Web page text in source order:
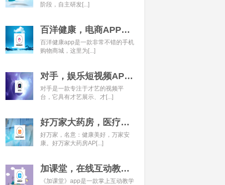
阶段，自主研发[...]
百洋健康，电商APP开发经典案例
百洋健康app是一款非常不错的手机
购物商城，这里为[...]
对手，娱乐短视频APP开发经典案例
对手是一款专注于才艺的视频平
台，它具有才艺展示、才[...]
好万家大药房，医疗健康APP开发经典案例
好万家，名意：健康美好，万家安
康。好万家大药房AP[...]
加课堂，在线互动教育APP经典案例
《加课堂》app是一款掌上互动教学